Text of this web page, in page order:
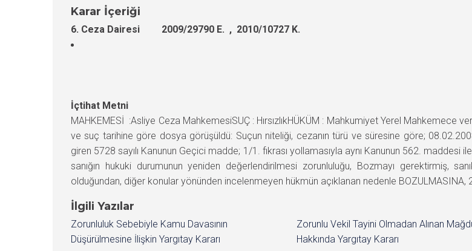
Karar İçeriği
6. Ceza Dairesi 2009/29790 E. , 2010/10727 K.
İçtihat Metni
MAHKEMESİ :Asliye Ceza MahkemesiSUÇ : HırsızlıkHÜKÜM : Mahkumiyet Yerel Mahkemece
ve suç tarihine göre dosya görüşüldü: Suçun niteliği, cezanın türü ve süresine göre;
giren 5728 sayılı Kanunun Geçici madde; 1/1. fıkrası yollamasıyla aynı Kanunun 562. maddesi
sanığın hukuki durumunun yeniden değerlendirilmesi zorunluluğu, Bozmayı gerektirmiş,
olduğundan, diğer konular yönünden incelenmeyen hükmün açıklanan nedenle
İlgili Yazılar
Zorunluluk Sebebiyle Kamu Davasının
Düşürülmesine İlişkin Yargıtay Kararı
Zorunlu Vekil Tayini Olmadan Alınan
Hakkında Yargıtay Kararı